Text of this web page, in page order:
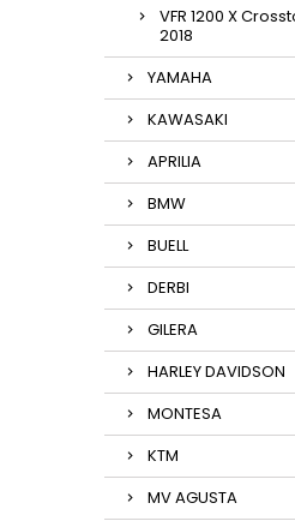
VFR 1200 X
2018
YAMAHA
KAWASAKI
APRILIA
BMW
BUELL
DERBI
GILERA
HARLEY DAVIDSON
MONTESA
KTM
MV AGUSTA